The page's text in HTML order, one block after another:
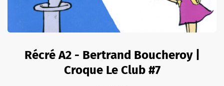
Récré A2 - Bertrand Boucheroy |
Croque Le Club #7